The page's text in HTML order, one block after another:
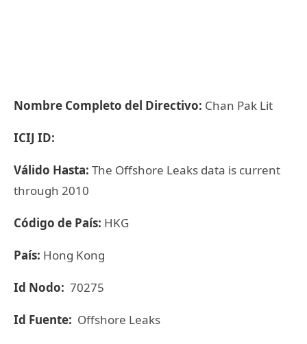
Nombre Completo del Directivo: Chan Pak Lit
ICIJ ID:
Válido Hasta: The Offshore Leaks data is current
through 2010
Código de País: HKG
País: Hong Kong
Id Nodo: 70275
Id Fuente: Offshore Leaks